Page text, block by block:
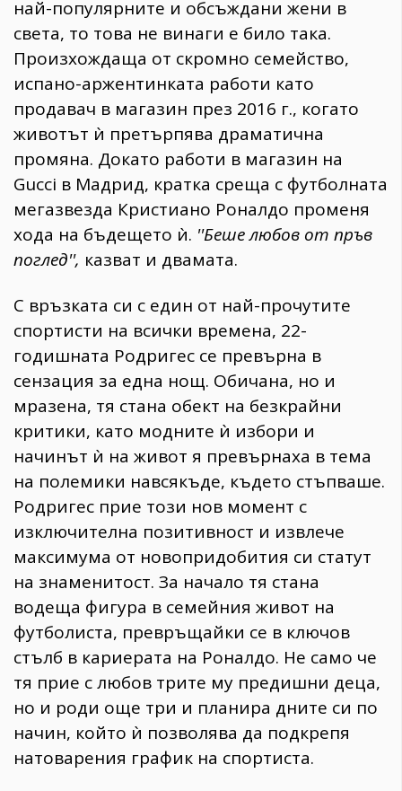
най-популярните и обсъждани жени в
света, то това не винаги е било така.
Произхождаща от скромно семейство,
испано-аржентинката работи като
продавач в магазин през 2016 г., когато
животът ѝ претърпява драматична
промяна. Докато работи в магазин на
Gucci в Мадрид, кратка среща с футболната
мегазвезда Кристиано Роналдо променя
хода на бъдещето ѝ. ''Беше любов от пръв
поглед'', казват и двамата.
С връзката си с един от най-прочутите
спортисти на всички времена, 22-
годишната Родригес се превърна в
сензация за една нощ. Обичана, но и
мразена, тя стана обект на безкрайни
критики, като модните ѝ избори и
начинът ѝ на живот я превърнаха в тема
на полемики навсякъде, където стъпваше.
Родригес прие този нов момент с
изключителна позитивност и извлече
максимума от новопридобития си статут
на знаменитост. За начало тя стана
водеща фигура в семейния живот на
футболиста, превръщайки се в ключов
стълб в кариерата на Роналдо. Не само че
тя прие с любов трите му предишни деца,
но и роди още три и планира дните си по
начин, който ѝ позволява да подкрепя
натоварения график на спортиста.